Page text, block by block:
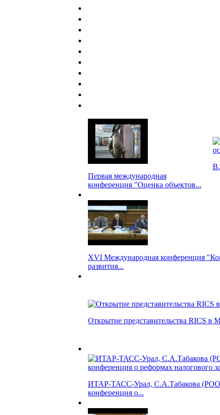
Первая международная
конференция "Оценка объектов...
XVI Международная конференция
развития...
Открытие представительства RICS в
ИТАР-ТАСС-Урал, С.А.Табакова
конференция о...